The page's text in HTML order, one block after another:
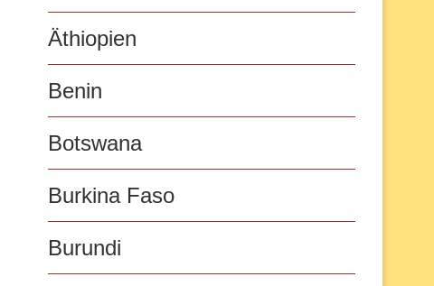
Äthiopien
Benin
Botswana
Burkina Faso
Burundi